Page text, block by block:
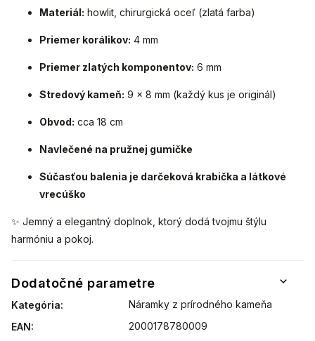
Materiál: howlit, chirurgická oceľ (zlatá farba)
Priemer korálikov: 4 mm
Priemer zlatých komponentov: 6 mm
Stredový kameň: 9 × 8 mm (každý kus je originál)
Obvod: cca 18 cm
Navlečené na pružnej gumičke
Súčasťou balenia je darčeková krabička a látkové
vrecúško
✨ Jemný a elegantný doplnok, ktorý dodá tvojmu štýlu
harmóniu a pokoj.
Dodatočné parametre
Kategória:
Náramky z prírodného kameňa
EAN: 2000178780009